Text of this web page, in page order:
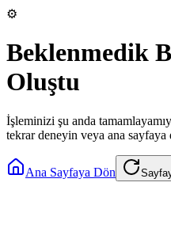
⚙️
Beklenmedik
Oluştu
İşleminizi şu anda
tekrar deneyin veya ana sayfaya
Ana Sayfaya Dön